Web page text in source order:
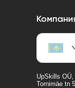
UpSkills
Tornimäe tn